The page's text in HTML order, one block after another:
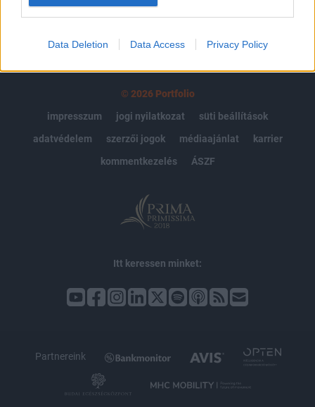
Data Deletion Data Access Privacy Policy
© 2026 Portfolio
impresszum
jogi nyilatkozat
süti beállítások
adatvédelem
szerzői jogok médiaajánlat
karrier
kommentkezelés
ÁSZF
Itt keressen minket:
Partnereink